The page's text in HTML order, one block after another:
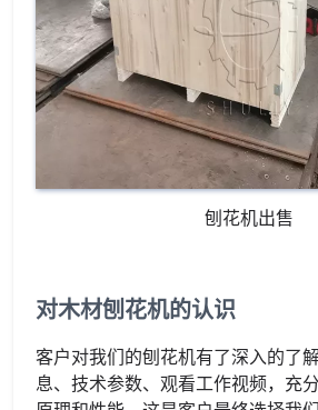
刨花机出售
对木材刨花机的认识
客户对我们的刨花机有了深入的了
息、技术参数、观看工作视频，充